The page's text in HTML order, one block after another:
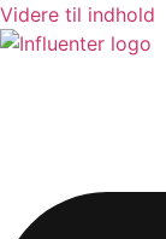
Videre til indhold